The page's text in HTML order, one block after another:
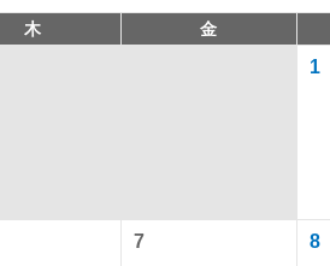
木 金
1
7 8